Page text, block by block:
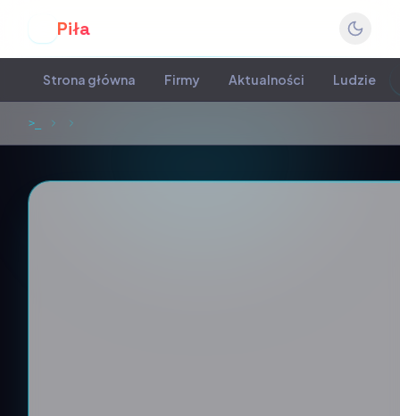
Piła
Strona główna Firmy Aktualności Ludzie
>_